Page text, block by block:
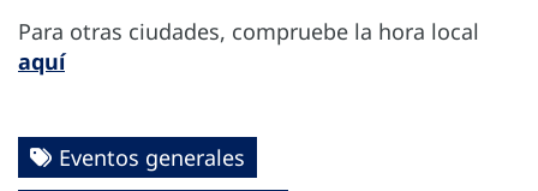
Para otras ciudades, compruebe la hora local
aquí
Eventos generales